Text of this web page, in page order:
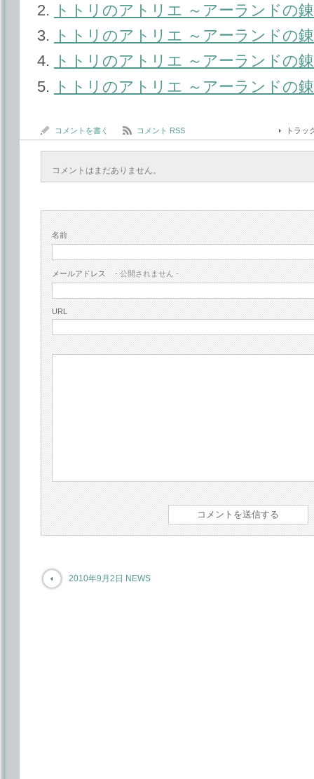
トトリのアトリエ ～アーランドの
トトリのアトリエ ～アーランドの
トトリのアトリエ ～アーランドの
トトリのアトリエ ～アーランドの
コメントを書く コメント RSS トラ
コメントはまだありません。
名前
メールアドレス - 公開されません -
URL
2010年9月2日 NEWS